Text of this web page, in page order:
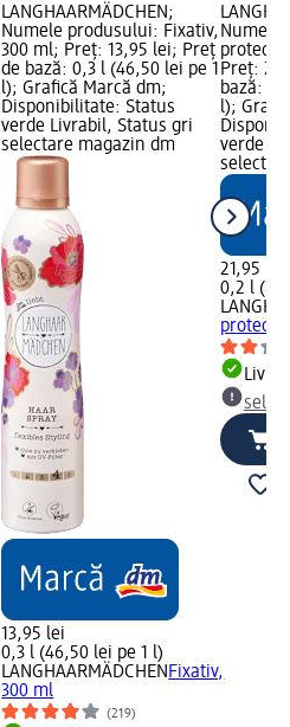
LANGHAARMÄDCHEN;
Numele produsului: Fixativ,
300 ml; Preț: 13,95 lei; Preț
de bază: 0,3 l (46,50 lei pe 1
l); Grafică Marcă dm;
Disponibilitate: Status
verde Livrabil, Status gri
selectare magazin dm
13,95 lei
0,3 l (46,50 lei pe 1 l)
LANGHAARMÄDCHENFixativ,
300 ml
(219)
Numele
Preț:
bază:
l);
verde
21,95 lei
0,2 l